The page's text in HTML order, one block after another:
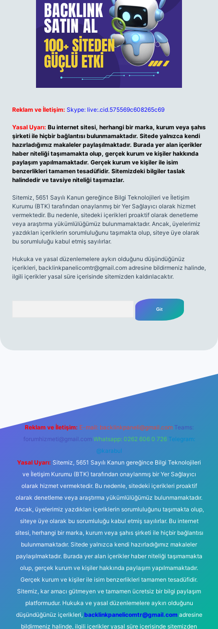
Reklam ve İletişim: Skype: live:.cid.575569c608265c69
Yasal Uyarı: Bu internet sitesi, herhangi bir marka, kurum veya şahıs
şirketi ile hiçbir bağlantısı bulunmamaktadır. Sitede yalnızca kendi
hazırladığımız makaleler paylaşılmaktadır. Burada yer alan içerikler
haber niteliği taşımamakta olup, gerçek kurum ve kişiler hakkında
paylaşım yapılmamaktadır. Gerçek kurum ve kişiler ile isim
benzerlikleri tamamen tesadüfidir. Sitemizdeki bilgiler taslak
halindedir ve tavsiye niteliği taşımazlar.
Sitemiz, 5651 Sayılı Kanun gereğince Bilgi Teknolojileri ve İletişim
Kurumu (BTK) tarafından onaylanmış bir Yer Sağlayıcı olarak hizmet
vermektedir. Bu nedenle, sitedeki içerikleri proaktif olarak denetleme
veya araştırma yükümlülüğümüz bulunmamaktadır. Ancak, üyelerimiz
yazdıkları içeriklerin sorumluluğunu taşımakta olup, siteye üye olarak
bu sorumluluğu kabul etmiş sayılırlar.
Hukuka ve yasal düzenlemelere aykırı olduğunu düşündüğünüz
içerikleri, backlinkpanelicomtr@gmail.com adresine bildirmeniz halinde,
ilgili içerikler yasal süre içerisinde sitemizden kaldırılacaktır.
Reklam ve İletişim: E-mail: backlinkpaneli@gmail.com Teams:
forumhizmeti@gmail.com Whatsapp: 0262 606 0 726 Telegram:
@karabul
Yasal Uyarı: Sitemiz, 5651 Sayılı Kanun gereğince Bilgi Teknolojileri
ve İletişim Kurumu (BTK) tarafından onaylanmış bir Yer Sağlayıcı
olarak hizmet vermektedir. Bu nedenle, sitedeki içerikleri proaktif
olarak denetleme veya araştırma yükümlülüğümüz bulunmamaktadır.
Ancak, üyelerimiz yazdıkları içeriklerin sorumluluğunu taşımakta olup,
siteye üye olarak bu sorumluluğu kabul etmiş sayılırlar. Bu internet
sitesi, herhangi bir marka, kurum veya şahıs şirketi ile hiçbir bağlantısı
bulunmamaktadır. Sitede yalnızca kendi hazırladığımız makaleler
paylaşılmaktadır. Burada yer alan içerikler haber niteliği taşımamakta
olup, gerçek kurum ve kişiler hakkında paylaşım yapılmamaktadır.
Gerçek kurum ve kişiler ile isim benzerlikleri tamamen tesadüfidir.
Sitemiz, kar amacı gütmeyen ve tamamen ücretsiz bir bilgi paylaşım
platformudur. Hukuka ve yasal düzenlemelere aykırı olduğunu
düşündüğünüz içerikleri, backlinkpanelicomtr@gmail.comadresine
bildirmeniz halinde, ilgili içerikler yasal süre içerisinde sitemizden